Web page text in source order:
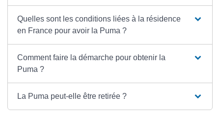
Quelles sont les conditions liées à la résidence
en France pour avoir la Puma ?
Comment faire la démarche pour obtenir la
Puma ?
La Puma peut-elle être retirée ?